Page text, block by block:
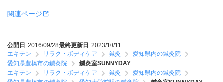
関連ページ
公開日 2016/09/28最終更新日 2023/10/11
エキテン
リラク・ボディケア 鍼灸
愛知県内の鍼灸院
愛知県豊橋市の鍼灸院
鍼灸室SUNNYDAY
エキテン
リラク・ボディケア 鍼灸
愛知県内の鍼灸院